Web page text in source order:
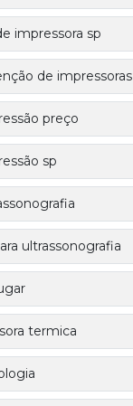
impressora sp
de impressoras
preço
sp
ultrassonografia
termica